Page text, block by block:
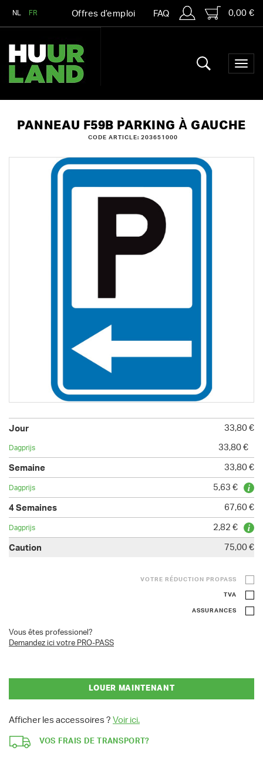
NL FR Offres d’emploi FAQ 0,00 €
PANNEAU F59B PARKING À GAUCHE
CODE ARTICLE: 203651000
33,80 €
33,80 €
33,80 €
5,63 €
67,60 €
2,82 €
75,00 €
VOTRE RÉDUCTION PROPASS
TVA
ASSURANCES
Vous êtes professionel?
Demandez ici votre PRO-PASS
LOUER MAINTENANT
Afficher les accessoires ? Voir ici.
VOS FRAIS DE TRANSPORT?